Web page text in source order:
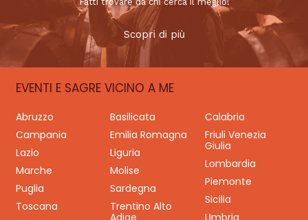
Scopri di più
EVENTI E SAGRE VICINO A ME
Abruzzo Basilicata
Calabria
Campania
Emilia Romagna
Friuli Venezia
Giulia
Lazio
Liguria
Lombardia
Marche
Molise
Piemonte
Puglia
Sardegna
Sicilia
Toscana
Trentino Alto